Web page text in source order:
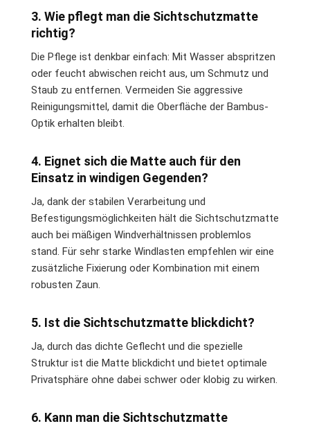
3. Wie pflegt man die Sichtschutzmatte
richtig?
Die Pflege ist denkbar einfach: Mit Wasser abspritzen
oder feucht abwischen reicht aus, um Schmutz und
Staub zu entfernen. Vermeiden Sie aggressive
Reinigungsmittel, damit die Oberfläche der Bambus-
Optik erhalten bleibt.
4. Eignet sich die Matte auch für den
Einsatz in windigen Gegenden?
Ja, dank der stabilen Verarbeitung und
Befestigungsmöglichkeiten hält die Sichtschutzmatte
auch bei mäßigen Windverhältnissen problemlos
stand. Für sehr starke Windlasten empfehlen wir eine
zusätzliche Fixierung oder Kombination mit einem
robusten Zaun.
5. Ist die Sichtschutzmatte blickdicht?
Ja, durch das dichte Geflecht und die spezielle
Struktur ist die Matte blickdicht und bietet optimale
Privatsphäre ohne dabei schwer oder klobig zu wirken.
6. Kann man die Sichtschutzmatte